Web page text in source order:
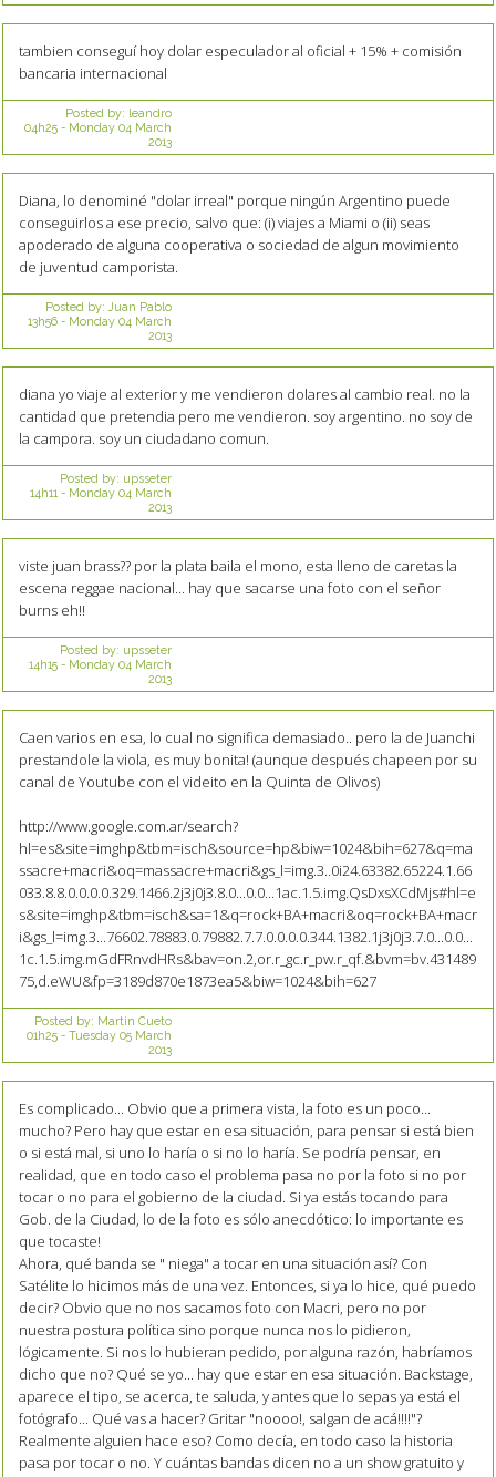
tambien conseguí hoy dolar especulador al oficial + 15% + comisión
bancaria internacional
Posted by: leandro
04h25- Monday 04 March
2013
Diana, lo denominé "dolar irreal" porque ningún Argentino puede
conseguirlos a ese precio, salvo que: (i) viajes a Miami o (ii) seas
apoderado de alguna cooperativa o sociedad de algun movimiento
de juventud camporista.
Posted by: Juan Pablo
13h56- Monday 04 March
2013
diana yo viaje al exterior y me vendieron dolares al cambio real. no la
cantidad que pretendia pero me vendieron. soy argentino. no soy de
la campora. soy un ciudadano comun.
Posted by: upsseter
14h11 - Monday 04 March
2013
viste juan brass?? por la plata baila el mono, esta lleno de caretas la
escena reggae nacional... hay que sacarse una foto con el señor
burns eh!!
Posted by: upsseter
14h15- Monday 04 March
2013
Caen varios en esa, lo cual no significa demasiado.. pero la de Juanchi
prestandole la viola, es muy bonita! (aunque después chapeen por su
canal de Youtube con el videito en la Quinta de Olivos)
http://www.google.com.ar/search?
hl=es&site=imghp&tbm=isch&source=hp&biw=1024&bih=627&q=ma
ssacre+macri&oq=massacre+macri&gs_l=img.3..0i24.63382.65224.1.66
033.8.8.0.0.0.0.329.1466.2j3j0j3.8.0...0.0...1ac.1.5.img.QsDxsXCdMjs#hl=e
s&site=imghp&tbm=isch&sa=1&q=rock+BA+macri&oq=rock+BA+macr
i&gs_l=img.3...76602.78883.0.79882.7.7.0.0.0.0.344.1382.1j3j0j3.7.0...0.0...
1c.1.5.img.mGdFRnvdHRs&bav=on.2,or.r_gc.r_pw.r_qf.&bvm=bv.431489
75,d.eWU&fp=3189d870e1873ea5&biw=1024&bih=627
Posted by: Martin Cueto
01h25- Tuesday 05 March
2013
Es complicado... Obvio que a primera vista, la foto es un poco...
mucho? Pero hay que estar en esa situación, para pensar si está bien
o si está mal, si uno lo haría o si no lo haría. Se podría pensar, en
realidad, que en todo caso el problema pasa no por la foto si no por
tocar o no para el gobierno de la ciudad. Si ya estás tocando para
Gob. de la Ciudad, lo de la foto es sólo anecdótico: lo importante es
que tocaste!
Ahora, qué banda se " niega" a tocar en una situación así? Con
Satélite lo hicimos más de una vez. Entonces, si ya lo hice, qué puedo
decir? Obvio que no nos sacamos foto con Macri, pero no por
nuestra postura política sino porque nunca nos lo pidieron,
lógicamente. Si nos lo hubieran pedido, por alguna razón, habríamos
dicho que no? Qué se yo... hay que estar en esa situación. Backstage,
aparece el tipo, se acerca, te saluda, y antes que lo sepas ya está el
fotógrafo... Qué vas a hacer? Gritar "noooo!, salgan de acá!!!!"?
Realmente alguien hace eso? Como decía, en todo caso la historia
pasa por tocar o no. Y cuántas bandas dicen no a un show gratuito y